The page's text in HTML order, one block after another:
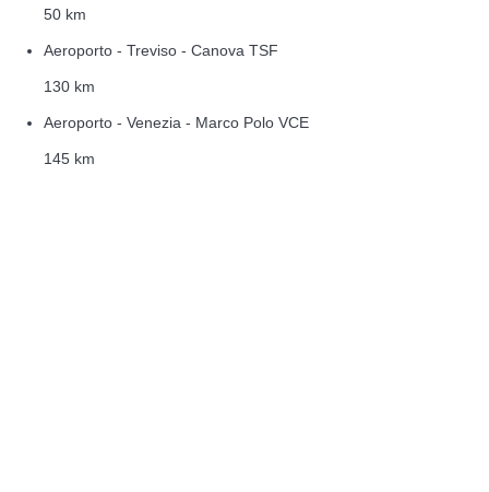
50 km
Aeroporto - Treviso - Canova TSF
130 km
Aeroporto - Venezia - Marco Polo VCE
145 km